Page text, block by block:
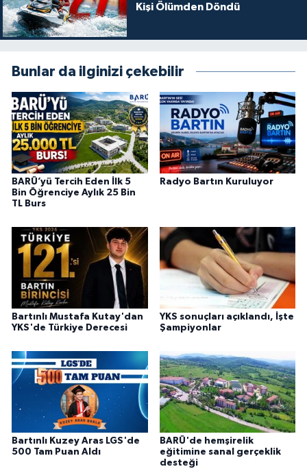
Kişi Ölümden Döndü
Bunlar da ilginizi çekebilir
BARÜ’yü Tercih Eden İlk 5
Bin Öğrenciye Aylık 25 Bin
TL Burs
Radyo Bartın Kuruluyor
Bartınlı Mustafa Kutay'dan
YKS'de Türkiye Derecesi
YKS sonuçları açıklandı, İşte
Şampiyonlar
Bartınlı Kuzey Aras LGS'de
500 Tam Puan Aldı
BARÜ'de hemşirelik
eğitimine sanal gerçeklik
desteği